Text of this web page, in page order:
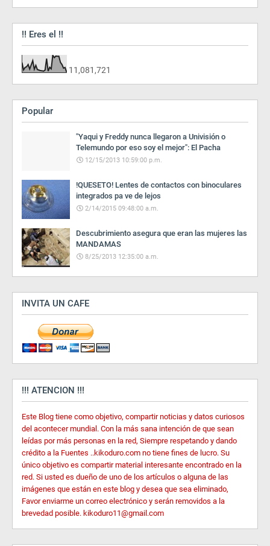
!! Eres el !!
11,081,721
Popular
"Yaqui y Freddy nunca llegaron a Univisión o
Telemundo por eso soy el mejor": El Pacha
12/15/2013 10:59:00 p.m.
!QUESETO! Lentes de contactos con binoculares
integrados pa ve de lejos
2/14/2015 09:48:00 a.m.
Descubrimiento asegura que eran las mujeres las
MANDAMAS
8/25/2013 12:35:00 a.m.
INVITA UN CAFE
!!! ATENCION !!!
Este Blog tiene como objetivo, compartir noticias y datos curiosos
del acontecer mundial. Con la más sana intención de que sean
leídas por más personas en la red, Siempre respetando y dando
crédito a la Fuentes ..kikoduro.com no tiene fines de lucro. Su
único objetivo es compartir material interesante encontrado en la
red. Si usted es dueño de uno de los artículos o alguna de las
imágenes que están en este blog y desea que sea eliminado,
Favor enviarme un correo electrónico y serán removidos a la
brevedad posible. kikoduro11@gmail.com